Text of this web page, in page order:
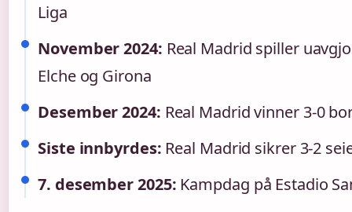
Liga
November 2024: Real Madrid spiller
Elche og Girona
Desember 2024: Real Madrid vinner 3-0
Siste innbyrdes: Real Madrid sikrer 3-2
7. desember 2025: Kampdag på Estadio